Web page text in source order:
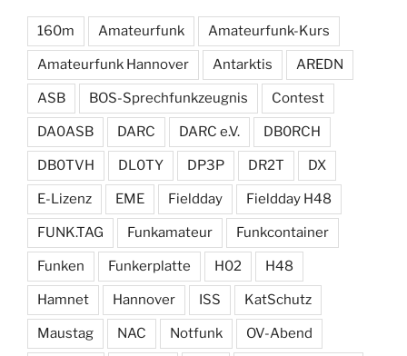
160m Amateurfunk Amateurfunk-Kurs
Amateurfunk Hannover Antarktis AREDN
ASB BOS-Sprechfunkzeugnis Contest
DA0ASB DARC DARC e.V. DB0RCH
DB0TVH DL0TY DP3P DR2T DX
E-Lizenz EME Fieldday Fieldday H48
FUNK.TAG Funkamateur Funkcontainer
Funken Funkerplatte H02 H48
Hamnet Hannover ISS KatSchutz
Maustag NAC Notfunk OV-Abend